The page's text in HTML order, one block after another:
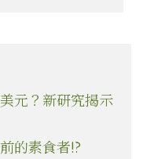
元？新研究揭示
的素食者!?